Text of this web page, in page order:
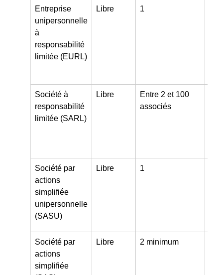
Entreprise
unipersonnelle
à
responsabilité
limitée (EURL)
Libre 1
Société à
responsabilité
limitée (SARL)
Libre
Entre 2 et 100
associés
Société par
actions
simplifiée
unipersonnelle
(SASU)
Libre 1
Société par
actions
simplifiée
Libre 2 minimum